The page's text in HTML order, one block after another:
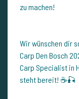
zu machen!
Wir wünschen dir
Carp Den Bosch
Carp Specialist in
steht bereit! ☕🎣